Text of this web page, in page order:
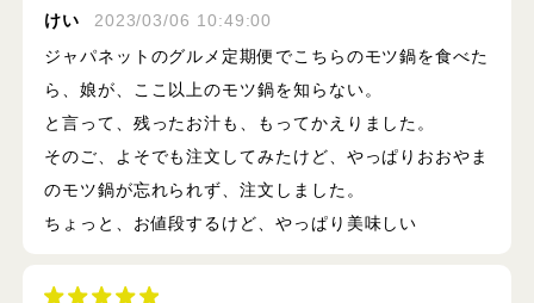
けい
2023/03/06 10:49:00
ジャパネットのグルメ定期便でこちらのモツ鍋を食べた
ら、娘が、ここ以上のモツ鍋を知らない。
と言って、残ったお汁も、もってかえりました。
そのご、よそでも注文してみたけど、やっぱりおおやま
のモツ鍋が忘れられず、注文しました。
ちょっと、お値段するけど、やっぱり美味しい